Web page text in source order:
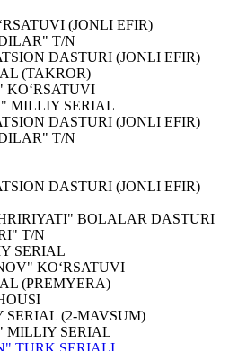
(JONLI EFIR)
T/N
DASTURI (JONLI EFIR)
(TAKROR)
KO‘RSATUVI
MILLIY SERIAL
DASTURI (JONLI EFIR)
T/N
DASTURI (JONLI EFIR)
BOLALAR DASTURI
T/N
SERIAL
KO‘RSATUVI
(PREMYERA)
(2-MAVSUM)
MILLIY SERIAL